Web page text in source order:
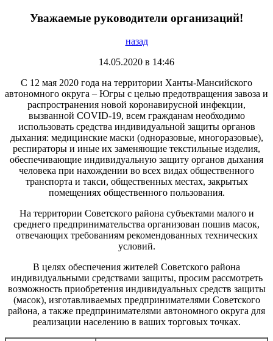
Уважаемые руководители организаций!
назад
14.05.2020 в 14:46
С 12 мая 2020 года на территории Ханты-Мансийского
автономного округа – Югры с целью предотвращения завоза и
распространения новой коронавирусной инфекции,
вызванной COVID-19, всем гражданам необходимо
использовать средства индивидуальной защиты органов
дыхания: медицинские маски (одноразовые, многоразовые),
респираторы и иные их заменяющие текстильные изделия,
обеспечивающие индивидуальную защиту органов дыхания
человека при нахождении во всех видах общественного
транспорта и такси, общественных местах, закрытых
помещениях общественного пользования.
На территории Советского района субъектами малого и
среднего предпринимательства организован пошив масок,
отвечающих требованиям рекомендованных технических
условий.
В целях обеспечения жителей Советского района
индивидуальными средствами защиты, просим рассмотреть
возможность приобретения индивидуальных средств защиты
(масок), изготавливаемых предпринимателями Советского
района, а также предпринимателями автономного округа для
реализации населению в ваших торговых точках.